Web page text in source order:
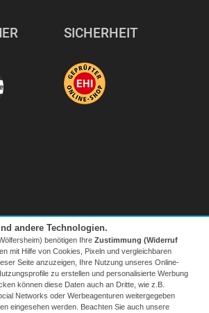
SICHERHEIT
Facebook| twitter
andere Technologien.
benötigen Ihre Zustimmung (Widerruf
mit Hilfe von Cookies, Pixeln und vergleichbaren
Seite anzuzeigen, Ihre Nutzung unseres Online-
zu erstellen und personalisierte Werbung
können diese Daten auch an Dritte, wie z.B.
Networks oder Werbeagenturen weitergegeben
eingesehen werden. Beachten Sie auch unsere